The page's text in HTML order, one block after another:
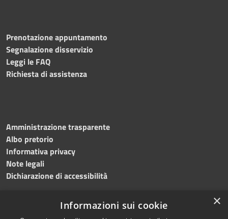
Prenotazione appuntamento
Segnalazione disservizio
Leggi le FAQ
Richiesta di assistenza
Amministrazione trasparente
Albo pretorio
Informativa privacy
Note legali
Dichiarazione di accessibilità
×
Informazioni sui cookie